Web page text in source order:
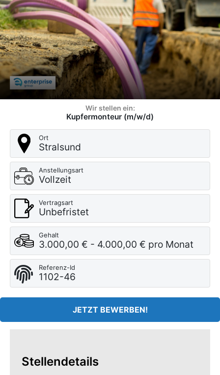
Wir stellen ein:
Kupfermonteur (m/w/d)
Ort
Stralsund
Anstellungsart
Vollzeit
Vertragsart
Unbefristet
Gehalt
3.000,00 € - 4.000,00 € pro Monat
Referenz-Id
1102-46
JETZT BEWERBEN!
Stellendetails